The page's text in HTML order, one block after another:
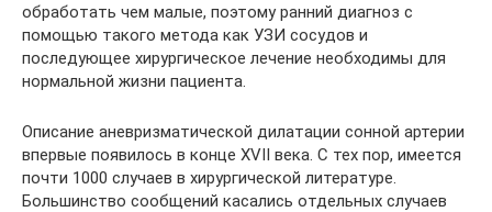
обработать чем малые, поэтому ранний диагноз с
помощью такого метода как УЗИ сосудов и
последующее хирургическое лечение необходимы для
нормальной жизни пациента.
Описание аневризматической дилатации сонной артерии
впервые появилось в конце XVII века. С тех пор, имеется
почти 1000 случаев в хирургической литературе.
Большинство сообщений касались отдельных случаев